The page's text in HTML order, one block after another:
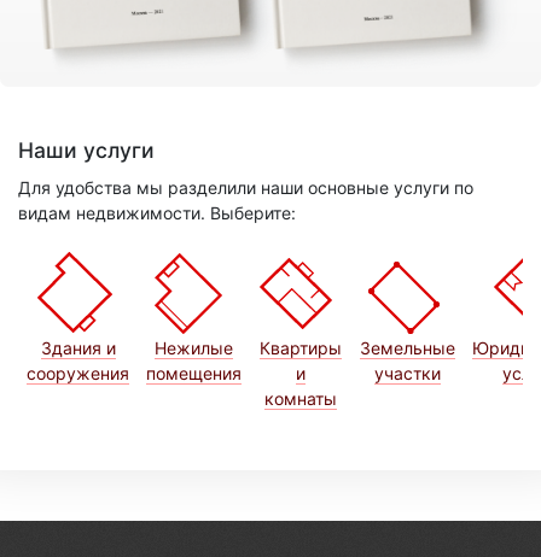
Наши услуги
Для удобства мы разделили наши основные услуги по
видам недвижимости. Выберите:
Здания и
сооружения
Нежилые
помещения
Квартиры
и
комнаты
Земельные
участки